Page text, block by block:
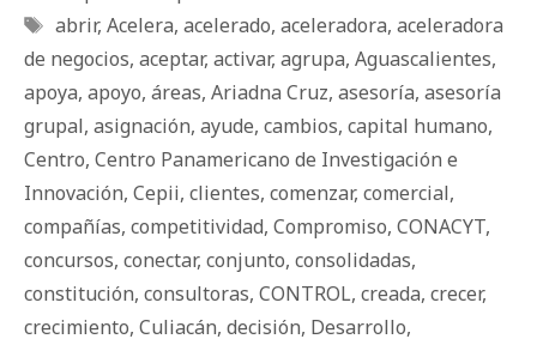
Etiquetas
abrir, Acelera, acelerado, aceleradora, aceleradora
de negocios, aceptar, activar, agrupa, Aguascalientes,
apoya, apoyo, áreas, Ariadna Cruz, asesoría, asesoría
grupal, asignación, ayude, cambios, capital humano,
Centro, Centro Panamericano de Investigación e
Innovación, Cepii, clientes, comenzar, comercial,
compañías, competitividad, Compromiso, CONACYT,
concursos, conectar, conjunto, consolidadas,
constitución, consultoras, CONTROL, creada, crecer,
crecimiento, Culiacán, decisión, Desarrollo,